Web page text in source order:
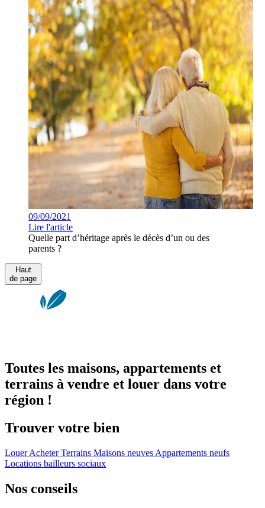
09/09/2021
Lire l'article
Quelle part d’héritage après le décès d’un ou des
parents ?
Haut
de page
Toutes les maisons, appartements et
terrains à vendre et louer dans votre
région !
Trouver votre bien
LouerAcheterTerrains Maisons neuves Appartements neufs
Locations bailleurs sociaux
Nos conseils